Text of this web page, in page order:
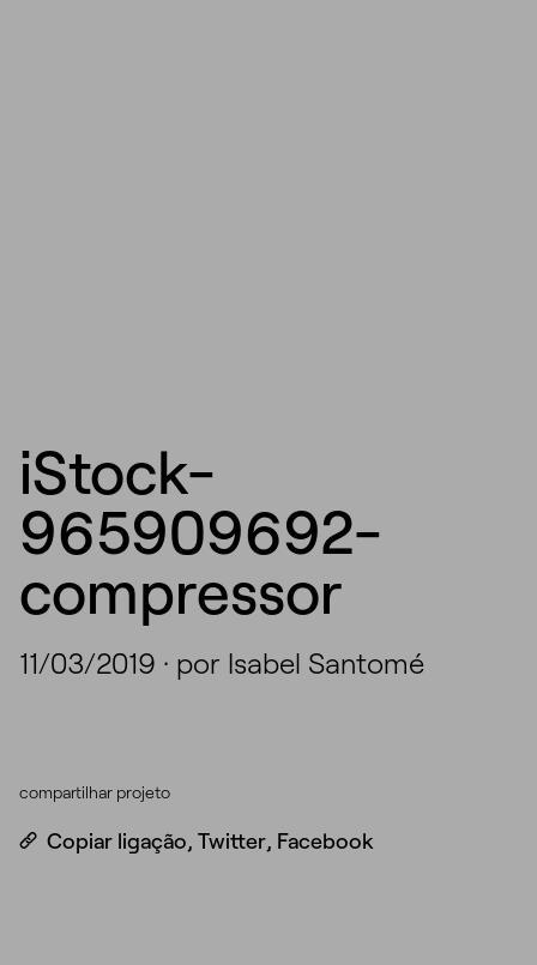
iStock-
965909692-
compressor
11/03/2019 · por Isabel Santomé
compartilhar projeto
Copiar ligação, Twitter, Facebook